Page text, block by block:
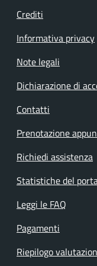
Crediti
Informativa privacy
Note legali
Dichiarazione di
Contatti
Prenotazione
Richiedi assistenza
Statistiche del
Leggi le FAQ
Pagamenti
Riepilogo